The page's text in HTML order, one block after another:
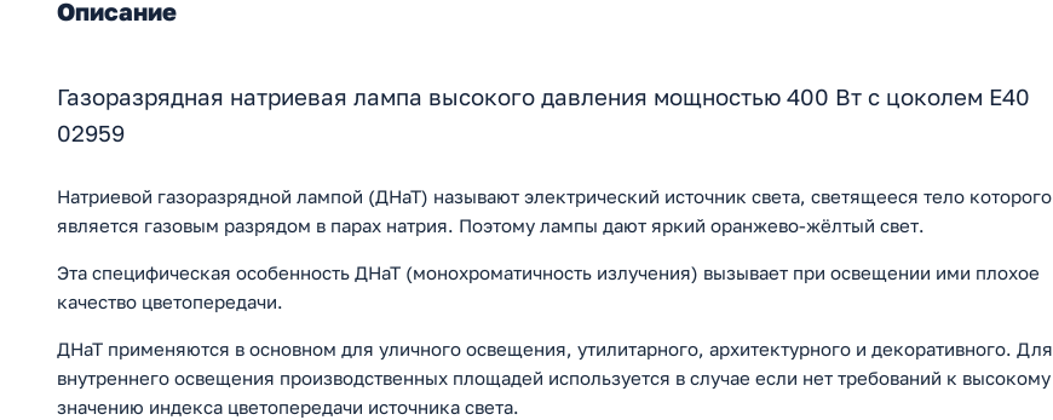
Описание
Газоразрядная натриевая лампа высокого давления мощностью 400 Вт с цоколем E40
02959
Натриевой газоразрядной лампой (ДНаТ) называют электрический источник света, светящееся тело которого
является газовым разрядом в парах натрия. Поэтому лампы дают яркий оранжево-жёлтый свет.
Эта специфическая особенность ДНаТ (монохроматичность излучения) вызывает при освещении ими плохое
качество цветопередачи.
ДНаТ применяются в основном для уличного освещения, утилитарного, архитектурного и декоративного. Для
внутреннего освещения производственных площадей используется в случае если нет требований к высокому
значению индекса цветопередачи источника света.